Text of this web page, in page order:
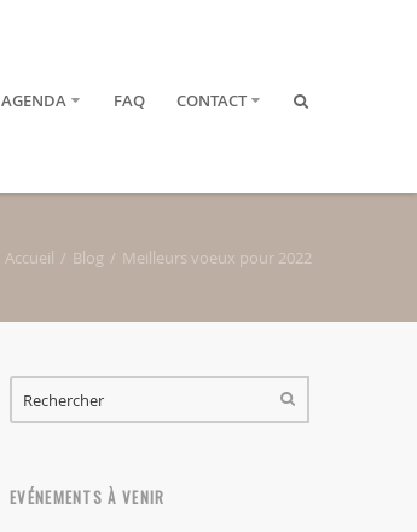
AGENDA FAQ CONTACT
Accueil Blog Meilleurs voeux pour 2022
FORMULAIRE DE RECHERCHE
EVÉNEMENTS À VENIR